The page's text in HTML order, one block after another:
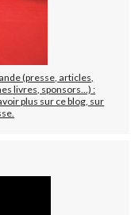
(presse, articles,
livres, sponsors...) :
plus sur ce blog, sur